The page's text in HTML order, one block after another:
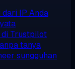
IP Anda
Trustpilot
tanya
sungguhan